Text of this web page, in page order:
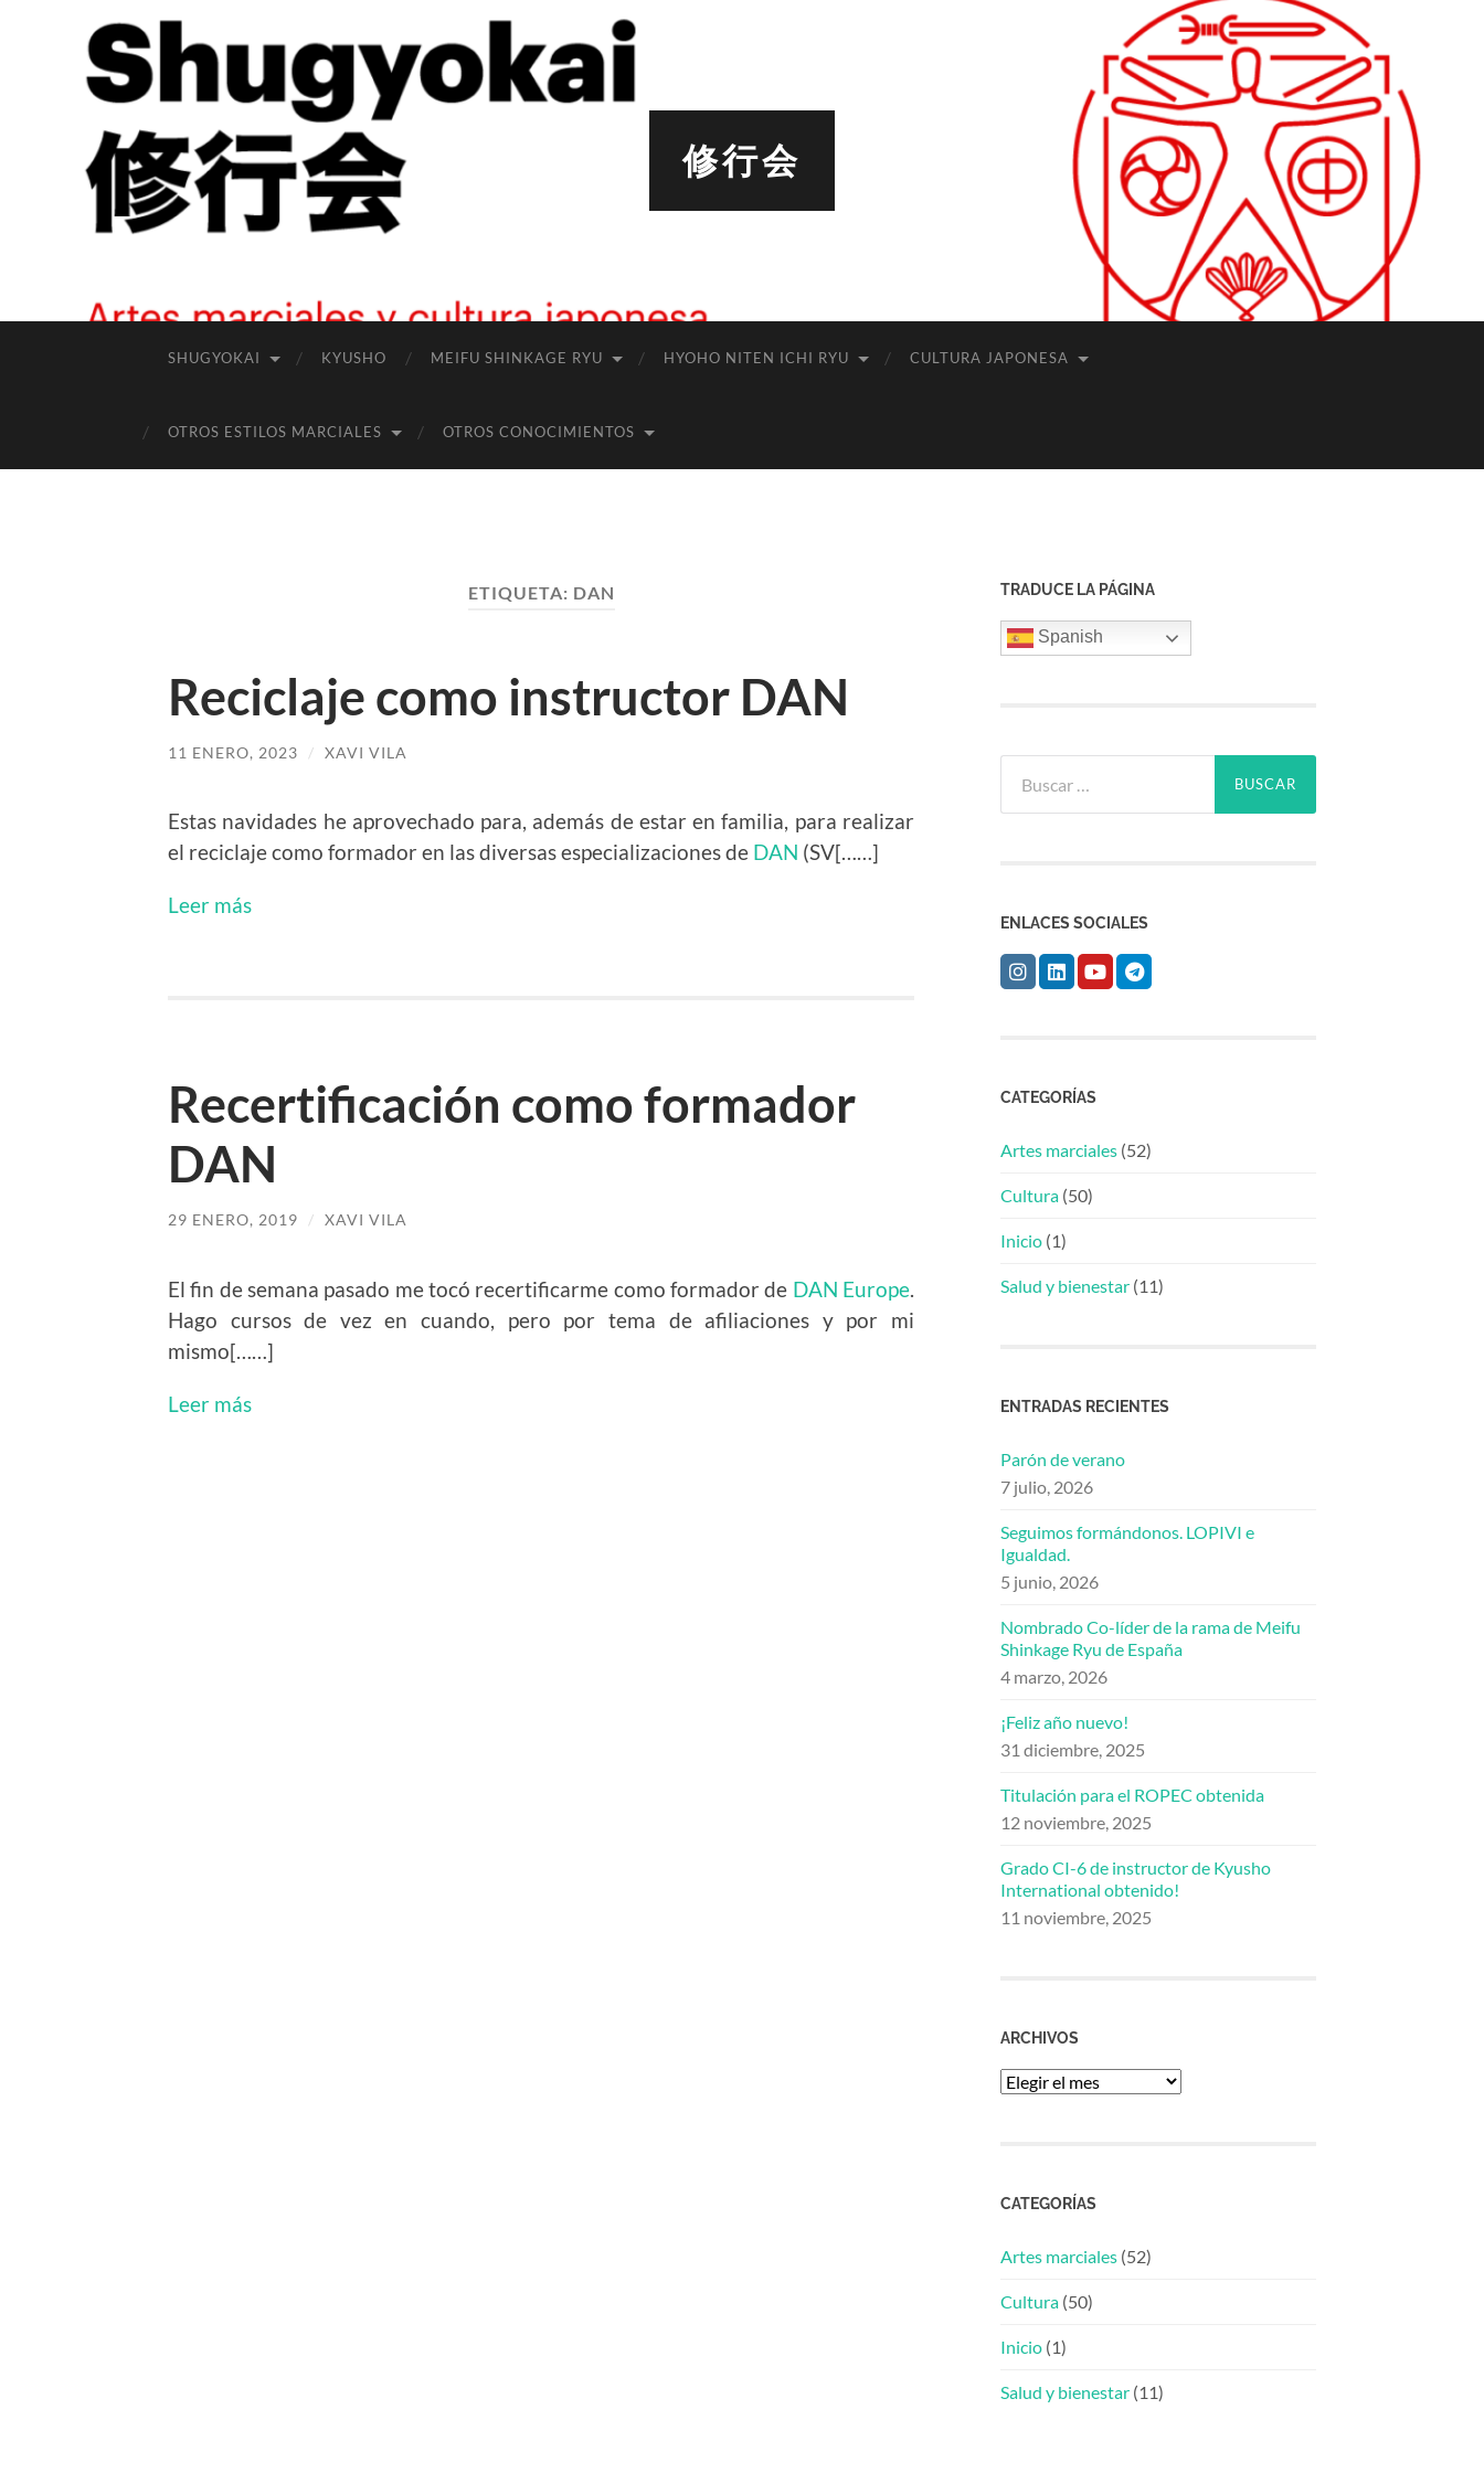
修行会
SHUGYOKAI KYUSHO MEIFU SHINKAGE RYU HYOHO NITEN ICHI RYU CULTURA JAPONESA
OTROS ESTILOS MARCIALES OTROS CONOCIMIENTOS
ETIQUETA: DAN
Reciclaje como instructor DAN
11 ENERO, 2023 / XAVI VILA
Estas navidades he aprovechado para, además de estar en familia, para realizar
el reciclaje como formador en las diversas especializaciones de DAN (SV[……]
Leer más
Recertificación como formador
DAN
29 ENERO, 2019 / XAVI VILA
El fin de semana pasado me tocó recertificarme como formador de DAN Europe.
Hago cursos de vez en cuando, pero por tema de afiliaciones y por mi
mismo[……]
Leer más
TRADUCE LA PÁGINA
Spanish
ENLACES SOCIALES
CATEGORÍAS
Artes marciales (52)
Cultura (50)
Inicio (1)
Salud y bienestar (11)
ENTRADAS RECIENTES
Parón de verano
7 julio, 2026
Seguimos formándonos. LOPIVI e
Igualdad.
5 junio, 2026
Nombrado Co-líder de la rama de Meifu
Shinkage Ryu de España
4 marzo, 2026
¡Feliz año nuevo!
31 diciembre, 2025
Titulación para el ROPEC obtenida
12 noviembre, 2025
Grado CI-6 de instructor de Kyusho
International obtenido!
11 noviembre, 2025
ARCHIVOS
Archivos
CATEGORÍAS
Artes marciales (52)
Cultura (50)
Inicio (1)
Salud y bienestar (11)